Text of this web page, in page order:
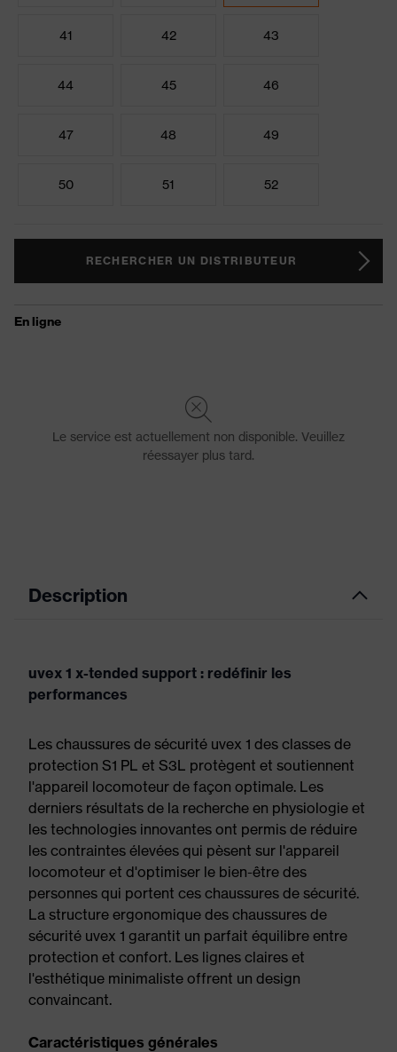
41 42 43
44 45 46
47 48 49
50 51 52
RECHERCHER UN DISTRIBUTEUR
Description
uvex 1 x-tended support : redéfinir les
performances
Les chaussures de sécurité uvex 1 des classes de
protection S1 PL et S3L protègent et soutiennent
l'appareil locomoteur de façon optimale. Les
derniers résultats de la recherche en physiologie et
les technologies innovantes ont permis de réduire
les contraintes élevées qui pèsent sur l'appareil
locomoteur et d'optimiser le bien-être des
personnes qui portent ces chaussures de sécurité.
La structure ergonomique des chaussures de
sécurité uvex 1 garantit un parfait équilibre entre
protection et confort. Les lignes claires et
l'esthétique minimaliste offrent un design
convaincant.
Caractéristiques générales